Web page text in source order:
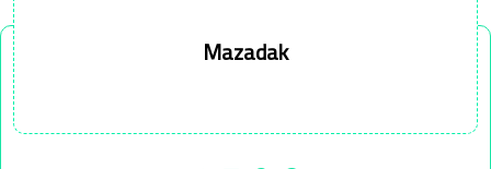
Mazadak